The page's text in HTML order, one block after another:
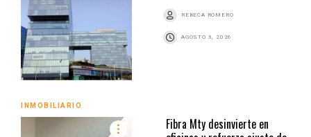
REBECA ROMERO
AGOSTO 3, 2026
INMOBILIARIO
Fibra Mty desinvierte en